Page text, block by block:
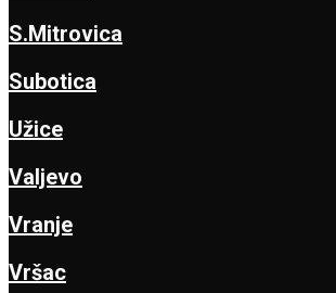
S.Mitrovica
Subotica
Užice
Valjevo
Vranje
Vršac